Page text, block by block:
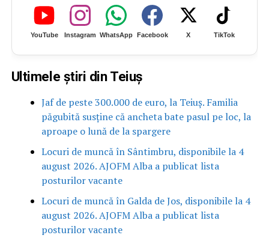
YouTube Instagram WhatsApp Facebook X TikTok
Ultimele știri din Teiuș
Jaf de peste 300.000 de euro, la Teiuș. Familia
păgubită susține că ancheta bate pasul pe loc, la
aproape o lună de la spargere
Locuri de muncă în Sântimbru, disponibile la 4
august 2026. AJOFM Alba a publicat lista
posturilor vacante
Locuri de muncă în Galda de Jos, disponibile la 4
august 2026. AJOFM Alba a publicat lista
posturilor vacante